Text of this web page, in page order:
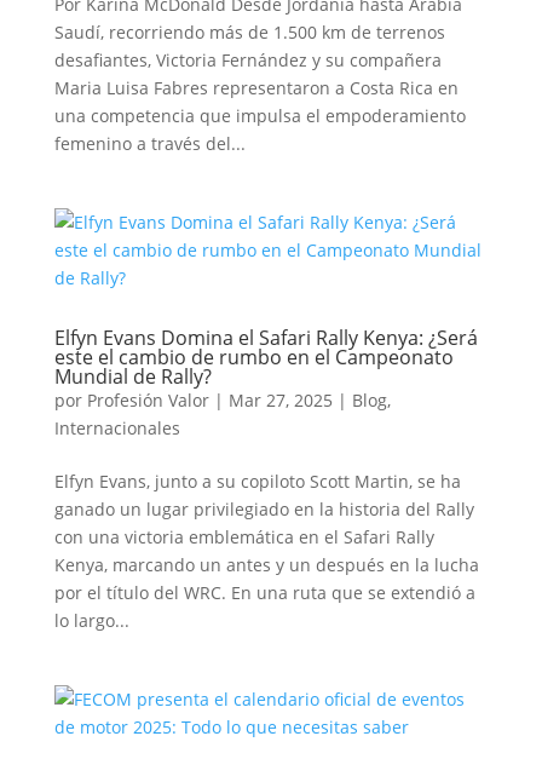
Saudí, recorriendo más de 1.500 km de terrenos
desafiantes, Victoria Fernández y su compañera
Maria Luisa Fabres representaron a Costa Rica en
una competencia que impulsa el empoderamiento
femenino a través del...
Elfyn Evans Domina el Safari Rally Kenya: ¿Será
este el cambio de rumbo en el Campeonato
Mundial de Rally?
por Profesión Valor| Mar 27, 2025 | Blog,
Internacionales
Elfyn Evans, junto a su copiloto Scott Martin, se ha
ganado un lugar privilegiado en la historia del Rally
con una victoria emblemática en el Safari Rally
Kenya, marcando un antes y un después en la lucha
por el título del WRC. En una ruta que se extendió a
lo largo...